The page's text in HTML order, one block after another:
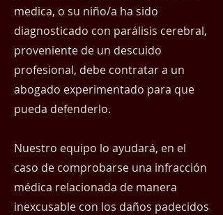
medica, o su niño/a ha sido
diagnosticado con parálisis cerebral,
proveniente de un descuido
profesional, debe contratar a un
abogado experimentado para que
pueda defenderlo.
Nuestro equipo lo ayudará, en el
caso de comprobarse una infracción
médica relacionada de manera
inexcusable con los daños padecidos